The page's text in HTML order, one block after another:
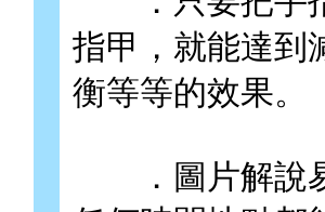
指甲，就能達到
衡等等的效果。
．圖片解說易